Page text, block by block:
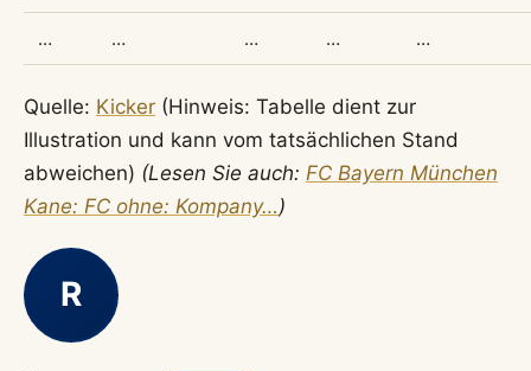
… … … … …
Quelle: Kicker (Hinweis: Tabelle dient zur
Illustration und kann vom tatsächlichen Stand
abweichen) (Lesen Sie auch: FC Bayern München
Kane: FC ohne: Kompany…)
R